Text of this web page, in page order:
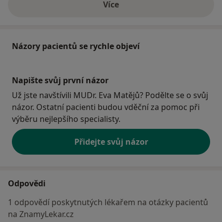
Víceo adrese
Názory pacientů se rychle objeví
Napište svůj první názor
Už jste navštívili MUDr. Eva Matějů? Podělte se o svůj
názor. Ostatní pacienti budou vděční za pomoc při
výběru nejlepšího specialisty.
Přidejte svůj názor
Odpovědi
1 odpovědí poskytnutých lékařem na otázky pacientů
na ZnamyLekar.cz